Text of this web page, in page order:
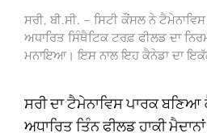
ਸਰੀ, ਬੀ.ਸੀ. – ਸਿਟੀ ਕੌਂਸਲ ਨੇ
ਅਧਾਰਿਤ ਸਿੰਥੈਟਿਕ ਟਰਫ਼ ਫੀਲਡ ਦਾ
ਮਨਾਇਆ। ਇਸ ਨਾਲ ਇਹ ਕੈਨੇਡਾ ਦਾ
ਸਰੀ ਦਾ ਟੈਮੇਨਾਵਿਸ ਪਾਰਕ ਬਣਿਆ
ਅਧਾਰਿਤ ਤਿੰਨ ਫੀਲਡ ਹਾਕੀ